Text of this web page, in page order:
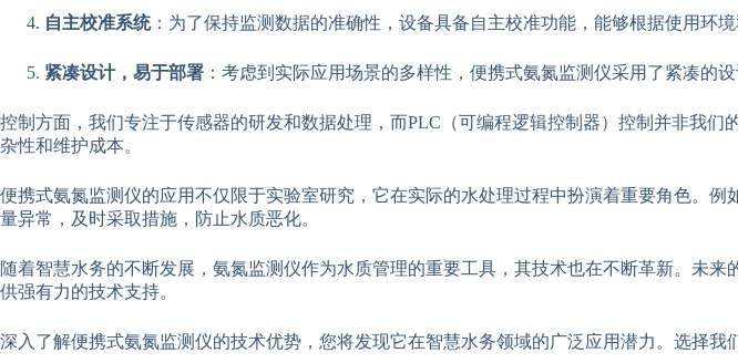
自主校准系统：为了保持监测数据的准确性，设备具备自主校准功能，能够根据使用环
紧凑设计，易于部署 ：考虑到实际应用场景的多样性，便携式氨氮监测仪采用了紧凑的
控制方面，我们专注于传感器的研发和数据处理，而PLC（可编程逻辑控制器）控制并非我
杂性和维护成本。
便携式氨氮监测仪的应用不仅限于实验室研究，它在实际的水处理过程中扮演着重要角色。
量异常，及时采取措施，防止水质恶化。
随着智慧水务的不断发展，氨氮监测仪作为水质管理的重要工具，其技术也在不断革新。未
供强有力的技术支持。
深入了解便携式氨氮监测仪的技术优势，您将发现它在智慧水务领域的广泛应用潜力。选择